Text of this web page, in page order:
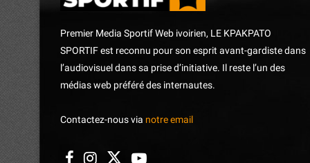
Premier Media Sportif Web ivoirien, LE KPAKPATO
SPORTIF est reconnu pour son esprit avant-gardiste dans
l’audiovisuel dans sa prise d’initiative. Il reste l’un des
médias web préféré des internautes.
Contactez-nous via notre email